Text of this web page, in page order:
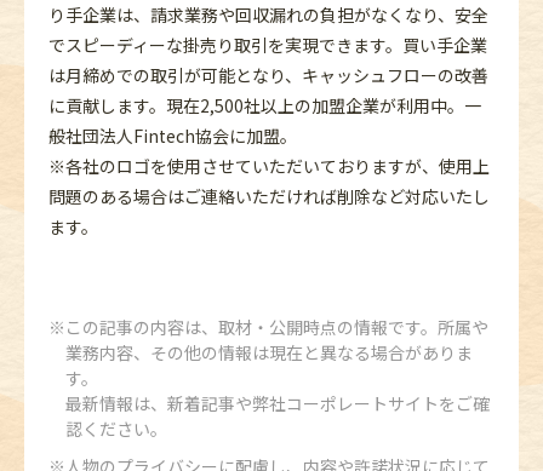
り手企業は、請求業務や回収漏れの負担がなくなり、安全
でスピーディーな掛売り取引を実現できます。買い手企業
は月締めでの取引が可能となり、キャッシュフローの改善
に貢献します。現在2,500社以上の加盟企業が利用中。一
般社団法人Fintech協会に加盟。
※各社のロゴを使用させていただいておりますが、使用上
問題のある場合はご連絡いただければ削除など対応いたし
ます。
この記事の内容は、取材・公開時点の情報です。所属や
業務内容、その他の情報は現在と異なる場合がありま
す。
最新情報は、新着記事や弊社コーポレートサイトをご確
認ください。
人物のプライバシーに配慮し、内容や許諾状況に応じて